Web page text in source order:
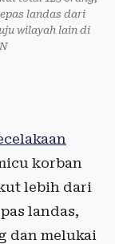
landas dari
wilayah lain di
korban
lebih dari
landas,
dan melukai